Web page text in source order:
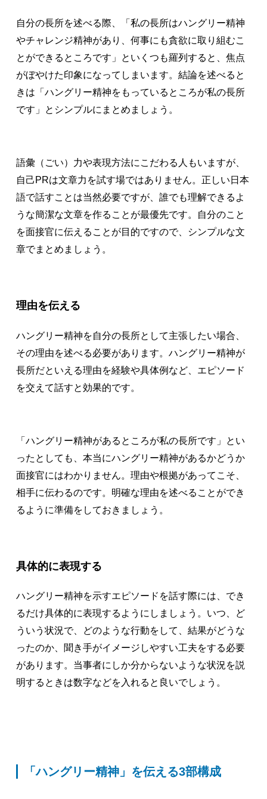
自分の長所を述べる際、「私の長所はハングリー精神
やチャレンジ精神があり、何事にも貪欲に取り組むこ
とができるところです」といくつも羅列すると、焦点
がぼやけた印象になってしまいます。結論を述べると
きは「ハングリー精神をもっているところが私の長所
です」とシンプルにまとめましょう。
語彙（ごい）力や表現方法にこだわる人もいますが、
自己PRは文章力を試す場ではありません。正しい日本
語で話すことは当然必要ですが、誰でも理解できるよ
うな簡潔な文章を作ることが最優先です。自分のこと
を面接官に伝えることが目的ですので、シンプルな文
章でまとめましょう。
理由を伝える
ハングリー精神を自分の長所として主張したい場合、
その理由を述べる必要があります。ハングリー精神が
長所だといえる理由を経験や具体例など、エピソード
を交えて話すと効果的です。
「ハングリー精神があるところが私の長所です」とい
ったとしても、本当にハングリー精神があるかどうか
面接官にはわかりません。理由や根拠があってこそ、
相手に伝わるのです。明確な理由を述べることができ
るように準備をしておきましょう。
具体的に表現する
ハングリー精神を示すエピソードを話す際には、でき
るだけ具体的に表現するようにしましょう。いつ、ど
ういう状況で、どのような行動をして、結果がどうな
ったのか、聞き手がイメージしやすい工夫をする必要
があります。当事者にしか分からないような状況を説
明するときは数字などを入れると良いでしょう。
「ハングリー精神」を伝える3部構成